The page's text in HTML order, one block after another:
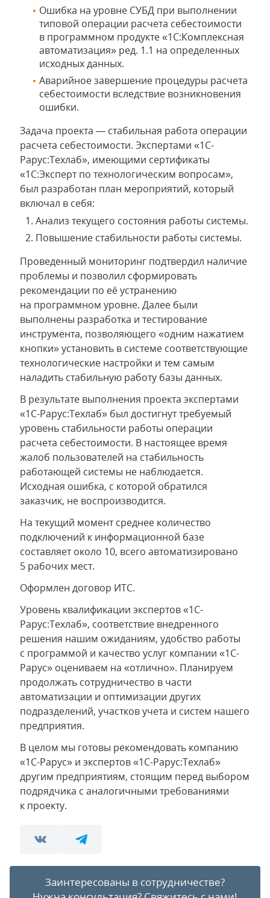
Ошибка на уровне СУБД при выполнении
типовой операции расчета себестоимости
в программном продукте «1С:Комплексная
автоматизация» ред. 1.1 на определенных
исходных данных.
Аварийное завершение процедуры расчета
себестоимости вследствие возникновения
ошибки.
Задача проекта — стабильная работа операции
расчета себестоимости. Экспертами «1С-
Рарус:Техлаб», имеющими сертификаты
«1С:Эксперт по технологическим вопросам»,
был разработан план мероприятий, который
включал в себя:
Анализ текущего состояния работы системы.
Повышение стабильности работы системы.
Проведенный мониторинг подтвердил наличие
проблемы и позволил сформировать
рекомендации по её устранению
на программном уровне. Далее были
выполнены разработка и тестирование
инструмента, позволяющего «одним нажатием
кнопки» установить в системе соответствующие
технологические настройки и тем самым
наладить стабильную работу базы данных.
В результате выполнения проекта экспертами
«1С-Рарус:Техлаб» был достигнут требуемый
уровень стабильности работы операции
расчета себестоимости. В настоящее время
жалоб пользователей на стабильность
работающей системы не наблюдается.
Исходная ошибка, с которой обратился
заказчик, не воспроизводится.
На текущий момент среднее количество
подключений к информационной базе
составляет около 10, всего автоматизировано
5 рабочих мест.
Оформлен договор ИТС.
Уровень квалификации экспертов «1С-
Рарус:Техлаб», соответствие внедренного
решения нашим ожиданиям, удобство работы
с программой и качество услуг компании «1С-
Рарус» оцениваем на «отлично». Планируем
продолжать сотрудничество в части
автоматизации и оптимизации других
подразделений, участков учета и систем нашего
предприятия.
В целом мы готовы рекомендовать компанию
«1С-Рарус» и экспертов «1С-Рарус:Техлаб»
другим предприятиям, стоящим перед выбором
подрядчика с аналогичными требованиями
к проекту.
Заинтересованы в сотрудничестве?